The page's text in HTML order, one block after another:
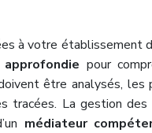
à votre établissement
pour
être analysés, les
tracées. La gestion
médiateur